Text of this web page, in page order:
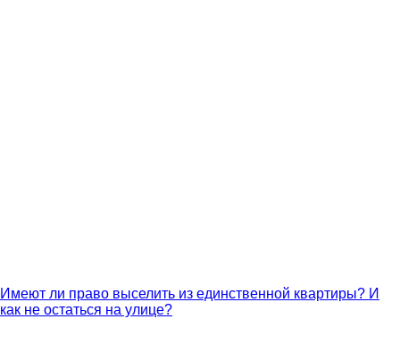
Имеют ли право выселить из единственной квартиры? И
как не остаться на улице?